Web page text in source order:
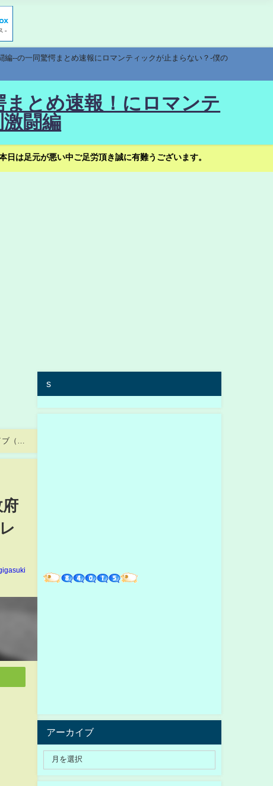
--の一同驚愕まとめ速報にロマンティックが止まらない？-僕の
とめ速報！にロマンテ
闘編
は足元が悪い中ご足労頂き誠に有難うございます。
（日
s
アーカイブ